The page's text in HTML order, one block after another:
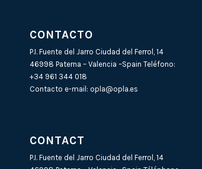
CONTACTO
P.I. Fuente del Jarro Ciudad del Ferrol, 14
46998 Paterna – Valencia –Spain Teléfono:
+34 961 344 018
Contacto e-mail: opla@opla.es
CONTACT
P.I. Fuente del Jarro Ciudad del Ferrol, 14